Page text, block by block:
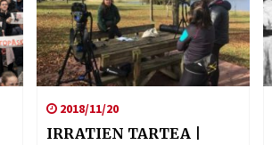
2018/11/20
IRRATIEN TARTEA |